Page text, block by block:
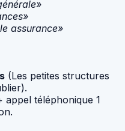
assurance»
(Les petites structures
appel téléphonique 1